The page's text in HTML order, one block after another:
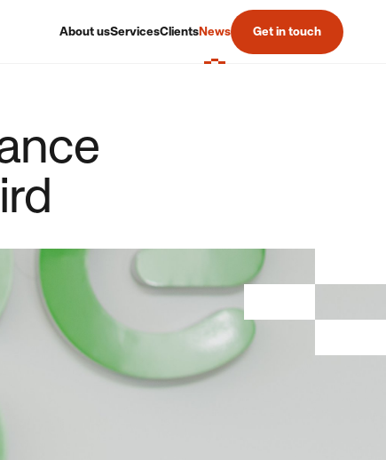
About usServicesClientsNews Get in touch